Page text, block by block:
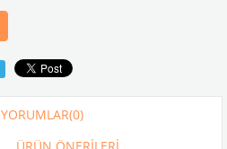
YORUMLAR(0)